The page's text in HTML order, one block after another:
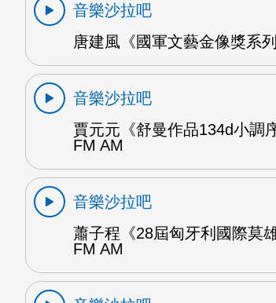
音樂沙拉吧
唐建風《國軍文藝金像獎系
音樂沙拉吧
賈元元《舒曼作品134d小調
FM AM
音樂沙拉吧
蕭子程《28屆匈牙利國際莫
FM AM